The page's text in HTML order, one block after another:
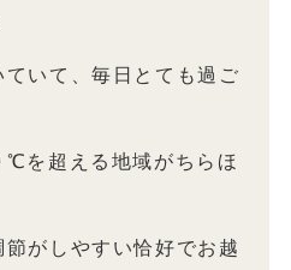
いて、毎日とても過ご
℃を超える地域がちらほ
がしやすい恰好でお越